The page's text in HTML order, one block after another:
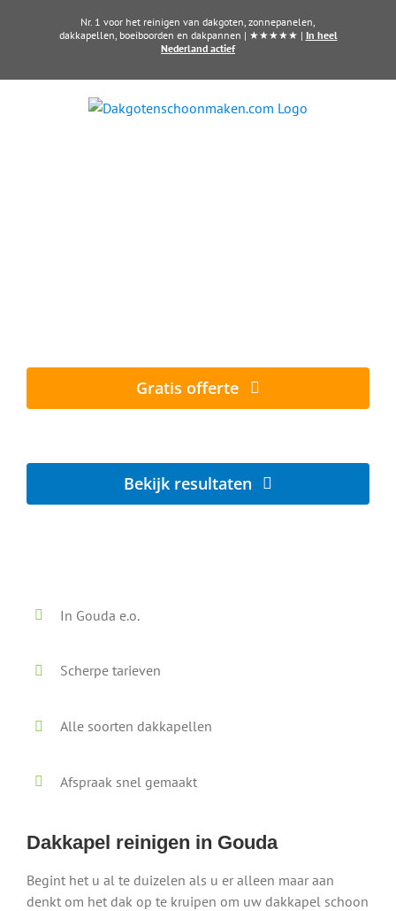
Nr. 1 voor het reinigen van dakgoten, zonnepanelen,
dakkapellen, boeiboorden en dakpannen | ★★★★★ | In heel
Nederland actief
Gratis offerte
Bekijk resultaten
In Gouda e.o.
Scherpe tarieven
Alle soorten dakkapellen
Afspraak snel gemaakt
Dakkapel reinigen in Gouda
Begint het u al te duizelen als u er alleen maar aan
denkt om het dak op te kruipen om uw dakkapel schoon